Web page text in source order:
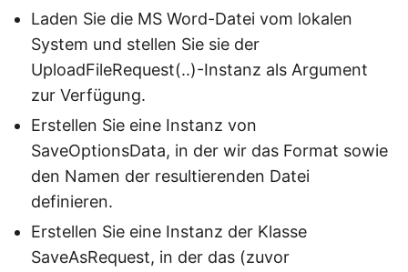
Laden Sie die MS Word-Datei vom lokalen
System und stellen Sie sie der
UploadFileRequest(..)-Instanz als Argument
zur Verfügung.
Erstellen Sie eine Instanz von
SaveOptionsData, in der wir das Format sowie
den Namen der resultierenden Datei
definieren.
Erstellen Sie eine Instanz der Klasse
SaveAsRequest, in der das (zuvor